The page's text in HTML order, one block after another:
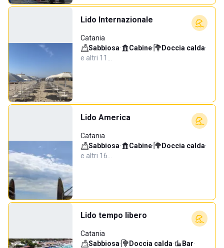
Lido Internazionale
Catania
Sabbiosa· Cabine· Doccia calda·
e altri 11…
Lido America
Catania
Sabbiosa· Cabine· Doccia calda·
e altri 16…
Lido tempo libero
Catania
Sabbiosa· Doccia calda· Bar·